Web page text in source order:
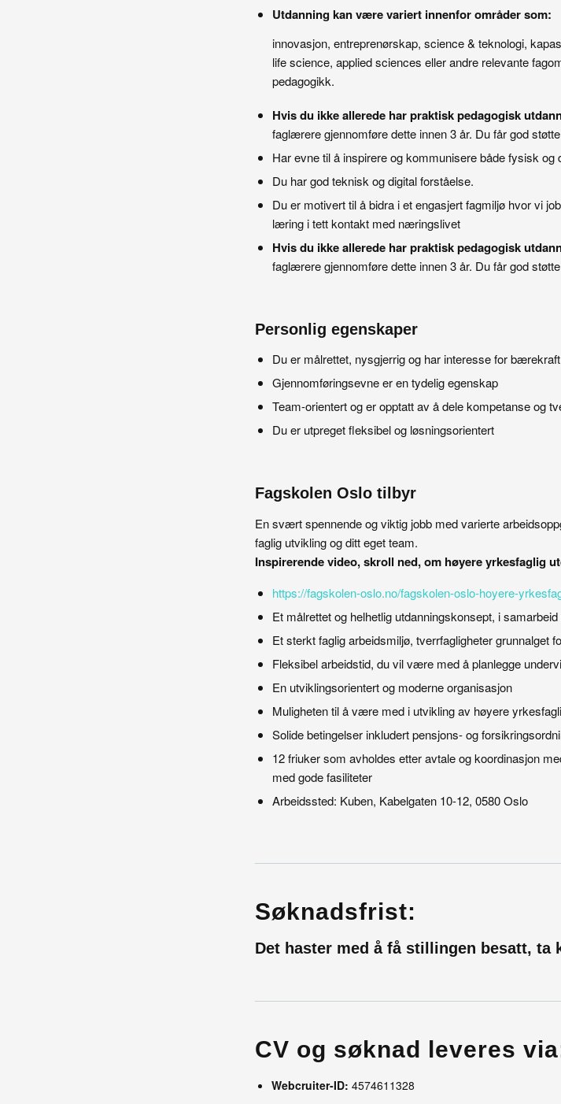
Utdanning kan være variert innenfor områder som:
innovasjon, entreprenørskap, science & teknologi,
life science, applied sciences eller andre relevante
pedagogikk.
Hvis du ikke allerede har praktisk pedagogisk
faglærere gjennomføre dette innen 3 år. Du får god
Har evne til å inspirere og kommunisere både fysisk og
Du har god teknisk og digital forståelse.
Du er motivert til å bidra i et engasjert fagmiljø hvor vi
læring i tett kontakt med næringslivet
Hvis du ikke allerede har praktisk pedagogisk
faglærere gjennomføre dette innen 3 år. Du får god
Personlig egenskaper
Du er målrettet, nysgjerrig og har interesse for
Gjennomføringsevne er en tydelig egenskap
Team-orientert og er opptatt av å dele kompetanse og
Du er utpreget fleksibel og løsningsorientert
Fagskolen Oslo tilbyr
En svært spennende og viktig jobb med varierte
faglig utvikling og ditt eget team.
Inspirerende video, skroll ned, om høyere yrkesfaglig
https://fagskolen-oslo.no/fagskolen-oslo-hoyere-
Et målrettet og helhetlig utdanningskonsept, i
Et sterkt faglig arbeidsmiljø, tverrfagligheter grunnalget
Fleksibel arbeidstid, du vil være med å planlegge
En utviklingsorientert og moderne organisasjon
Muligheten til å være med i utvikling av høyere
Solide betingelser inkludert pensjons- og
12 friuker som avholdes etter avtale og koordinasjon
med gode fasiliteter
Arbeidssted: Kuben, Kabelgaten 10-12, 0580 Oslo
Søknadsfrist:
Det haster med å få stillingen besatt,
CV og søknad leveres
Webcruiter-ID: 4574611328